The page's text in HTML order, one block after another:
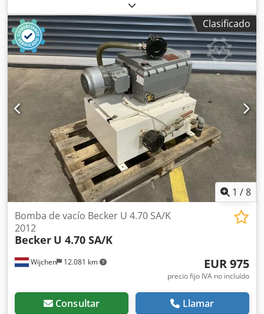
Clasificado
1 /8
Wijchen 12.081 km
Bomba de vacío Becker U 4.70 SA/K
2012
Becker U 4.70 SA/K
EUR 975
precio fijo IVA no incluído
Consultar Llamar